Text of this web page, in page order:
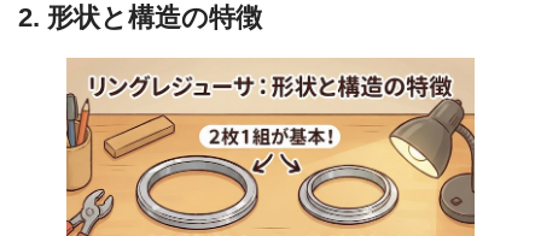
2. 形状と構造の特徴